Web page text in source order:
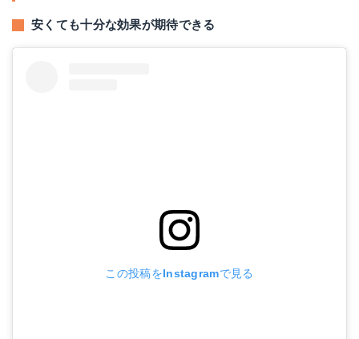
安くても十分な効果が期待できる
この投稿をInstagramで見る